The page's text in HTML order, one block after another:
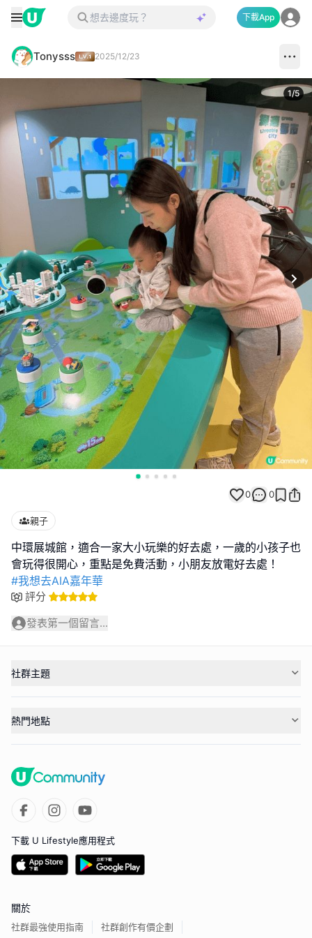
下載App
Tonysss 2025/12/23
1/5
0 0
親子
中環展城館，適合一家大小玩樂的好去處，一歲的小孩子也
#我想去AIA嘉年華
評分
發表第一個留言...
社群主題
熱門地點
下載 U Lifestyle應用程式
關於
社群最強使用指南 社群創作有價企劃